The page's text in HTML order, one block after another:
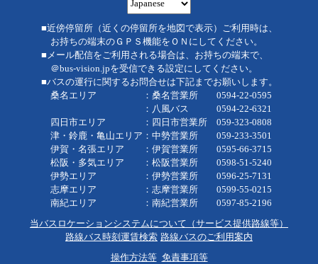
■近傍停留所（近くの停留所を地図で表示）ご利用時は、
お持ちの端末のＧＰＳ機能をＯＮにしてください。
■メール配信をご利用される場合は、お持ちの端末で、
＠bus-vision.jpを受信できる設定にしてください。
■バスの運行に関するお問合せは下記までお願いします。
桑名エリア ：桑名営業所 0594-22-0595
：八風バス 0594-22-6321
四日市エリア ：四日市営業所 059-323-0808
津・鈴鹿・亀山エリア：中勢営業所 059-233-3501
伊賀・名張エリア ：伊賀営業所 0595-66-3715
松阪・多気エリア ：松阪営業所 0598-51-5240
伊勢エリア ：伊勢営業所 0596-25-7131
志摩エリア ：志摩営業所 0599-55-0215
南紀エリア ：南紀営業所 0597-85-2196
当バスロケーションシステムについて（サービス提供路線等）
路線バス時刻運賃検索 路線バスのご利用案内
操作方法等 免責事項等